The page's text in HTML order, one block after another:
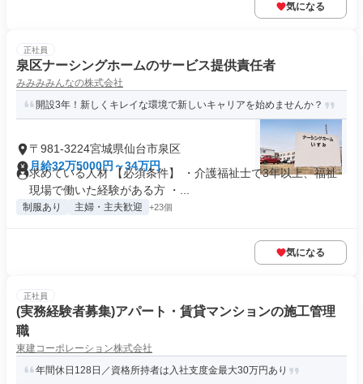
気になる
正社員
泉区ナーシングホームのサービス提供責任者
みみみみんなの株式会社
開設3年！新しくキレイな環境で新しいキャリアを始めませんか？
〒981-3224宮城県仙台市泉区
月給32万5000円～34万円
求めている人材 【必須条件】 ・介護福祉士で3年以上、福祉
現場で働いた経験がある方 ・...
制服あり 主婦・主夫歓迎 +23個
気になる
正社員
(実務経験者募集)アパート・賃貸マンションの施工管理
職
東建コーポレーション株式会社
年間休日128日／資格所持者は入社支度金最大30万円あり